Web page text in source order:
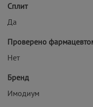
Сплит
Да
Проверено
Нет
Бренд
Имодиум